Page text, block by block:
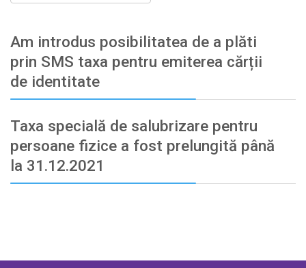
Am introdus posibilitatea de a plăti
prin SMS taxa pentru emiterea cărții
de identitate
Taxa specială de salubrizare pentru
persoane fizice a fost prelungită până
la 31.12.2021